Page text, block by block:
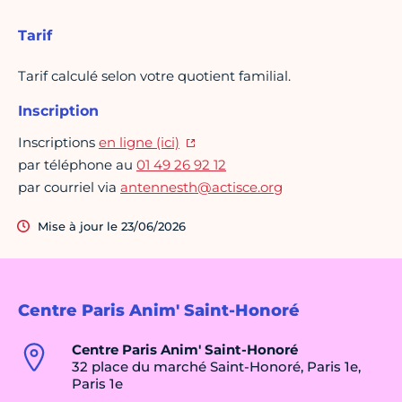
Centre Paris Anim' Saint-Honoré
Centre Paris Anim' Saint-Honoré
32 place du marché Saint-Honoré, Paris 1e,
Paris 1e
Tarif
Tarif calculé selon votre quotient familial.
Inscription
Inscriptions en ligne (ici)
par téléphone au 01 49 26 92 12
par courriel via antennesth@actisce.org
Mise à jour le 23/06/2026